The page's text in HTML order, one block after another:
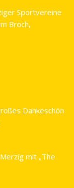
Sportvereine
Broch,
Dankeschön
mit „The